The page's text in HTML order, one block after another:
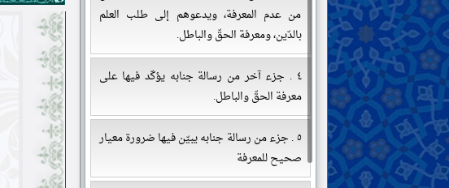
من عدم المعرفة، ويدعوهم إلى طلب العلم
بالدّين، ومعرفة الحقّ والباطل.
٤ . جزء آخر من رسالة جنابه يؤكّد فيها على
معرفة الحقّ والباطل.
٥ . جزء من رسالة جنابه يبيّن فيها ضرورة معيار
صحيح للمعرفة